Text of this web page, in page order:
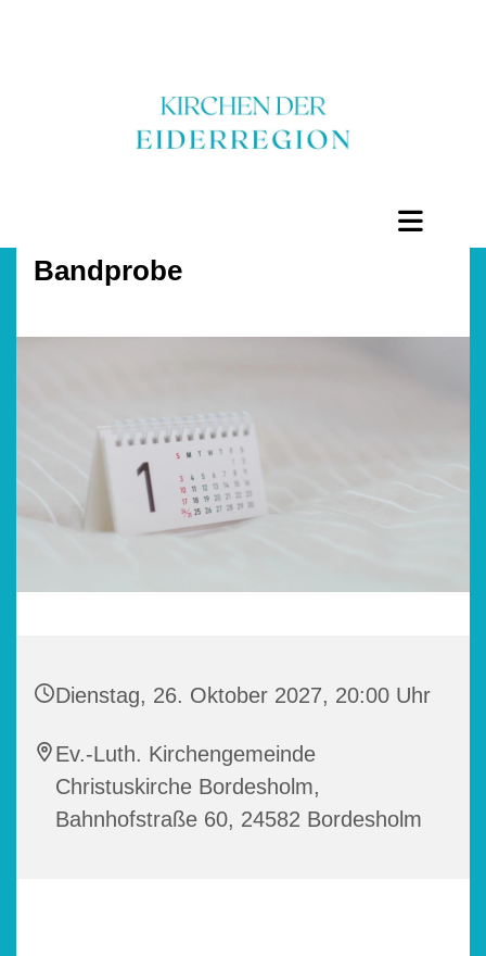
Bandprobe
Dienstag, 26. Oktober 2027, 20:00 Uhr
Ev.-Luth. Kirchengemeinde
Christuskirche Bordesholm,
Bahnhofstraße 60, 24582 Bordesholm